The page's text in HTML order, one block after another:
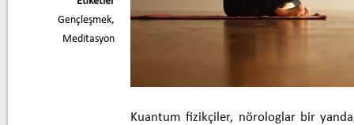
Gençleşmek,
Meditasyon
Kuantum fizikçiler, nörologlar bir